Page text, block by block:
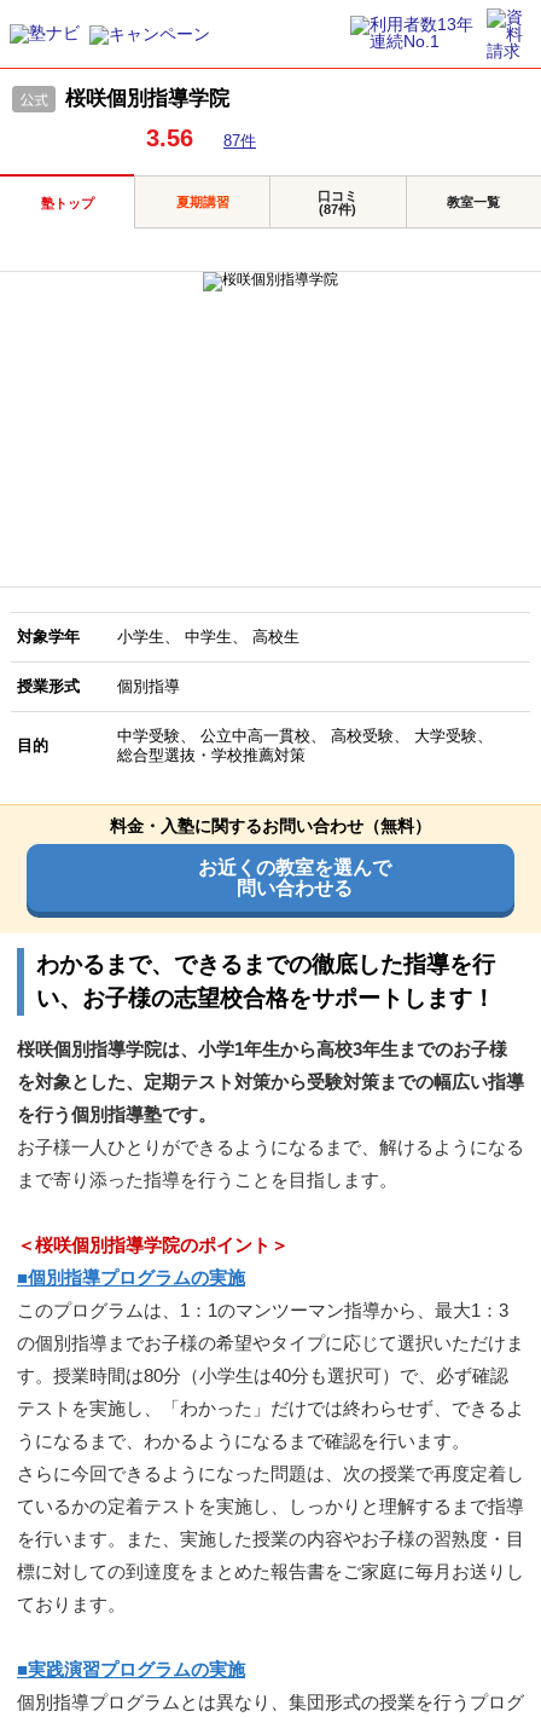
桜咲個別指導学院
3.56 87件
塾トップ 夏期講習
口コミ
(87件)
教室一覧
対象学年 小学生 中学生 高校生
授業形式 個別指導
目的
中学受験 公立中高一貫校 高校受験
大学受験
総合型選抜・学校推薦対策
料金・入塾に関するお問い合わせ（無料）
お近くの教室を選んで
問い合わせる
わかるまで、できるまでの徹底した指導を行
い、お子様の志望校合格をサポートします！
桜咲個別指導学院は、小学1年生から高校3年生までのお子様
を対象とした、定期テスト対策から受験対策までの幅広い指導
を行う個別指導塾です。
お子様一人ひとりができるようになるまで、解けるようになる
まで寄り添った指導を行うことを目指します。
＜桜咲個別指導学院のポイント＞
■個別指導プログラムの実施
このプログラムは、1：1のマンツーマン指導から、最大1：3
の個別指導までお子様の希望やタイプに応じて選択いただけま
す。授業時間は80分（小学生は40分も選択可）で、必ず確認
テストを実施し、「わかった」だけでは終わらせず、できるよ
うになるまで、わかるようになるまで確認を行います。
さらに今回できるようになった問題は、次の授業で再度定着し
ているかの定着テストを実施し、しっかりと理解するまで指導
を行います。また、実施した授業の内容やお子様の習熟度・目
標に対しての到達度をまとめた報告書をご家庭に毎月お送りし
ております。
■実践演習プログラムの実施
個別指導プログラムとは異なり、集団形式の授業を行うプログ